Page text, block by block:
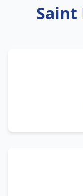
Saint